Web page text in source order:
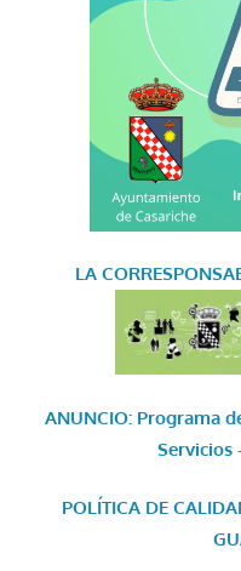
LA
ANUNCIO: Programa
Servicios
POLÍTICA DE